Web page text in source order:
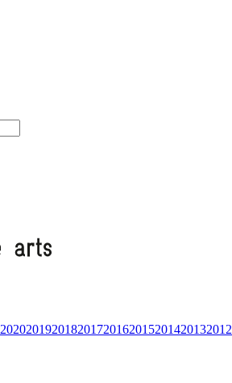
202020192018201720162015201420132012